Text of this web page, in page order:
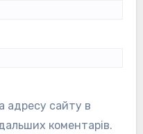
адресу сайту в
коментарів.